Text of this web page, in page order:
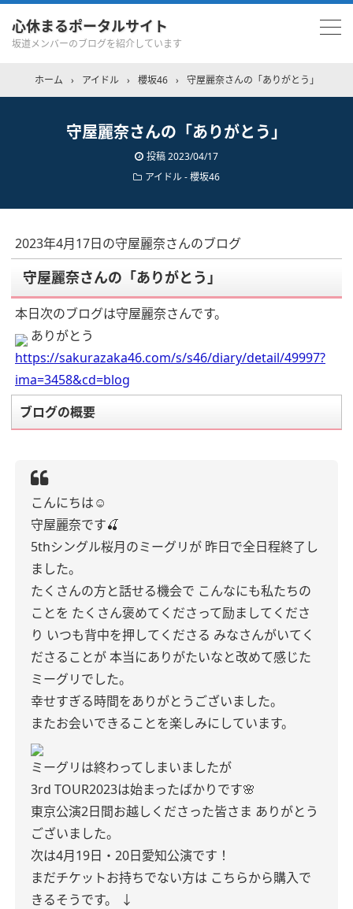
心休まるポータルサイト
坂道メンバーのブログを紹介しています
ホーム › アイドル › 櫻坂46 › 守屋麗奈さんの「ありがとう」
守屋麗奈さんの「ありがとう」
投稿2023/04/17
アイドル - 櫻坂46
2023年4月17日の守屋麗奈さんのブログ
守屋麗奈さんの「ありがとう」
本日次のブログは守屋麗奈さんです。
ありがとう
https://sakurazaka46.com/s/s46/diary/detail/49997?
ima=3458&cd=blog
ブログの概要
こんにちは☺︎
守屋麗奈です🍒
5thシングル桜月のミーグリが 昨日で全日程終了し
ました。
たくさんの方と話せる機会で こんなにも私たちの
ことを たくさん褒めてくださって励ましてくださ
り いつも背中を押してくださる みなさんがいてく
ださることが本当にありがたいなと改めて感じた
ミーグリでした。
幸せすぎる時間をありがとうございました。
またお会いできることを楽しみにしています。
ミーグリは終わってしまいましたが
3rd TOUR2023は始まったばかりです🌸
東京公演2日間お越しくださった皆さま ありがとう
ございました。
次は4月19日・20日愛知公演です！
まだチケットお持ちでない方は こちらから購入で
きるそうです。
↓